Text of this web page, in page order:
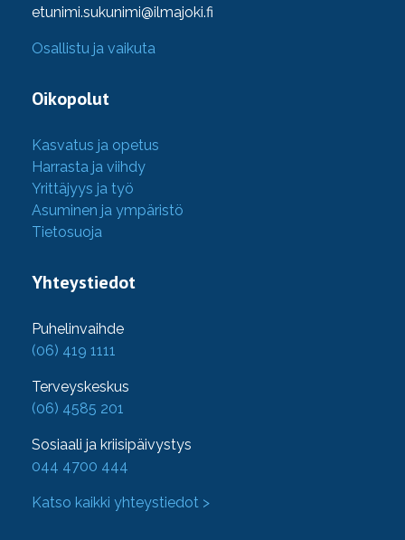
etunimi.sukunimi@ilmajoki.fi
Osallistu ja vaikuta
Oikopolut
Kasvatus ja opetus
Harrasta ja viihdy
Yrittäjyys ja työ
Asuminen ja ympäristö
Tietosuoja
Yhteystiedot
Puhelinvaihde
(06) 419 1111
Terveyskeskus
(06) 4585 201
Sosiaali ja kriisipäivystys
044 4700 444
Katso kaikki yhteystiedot >